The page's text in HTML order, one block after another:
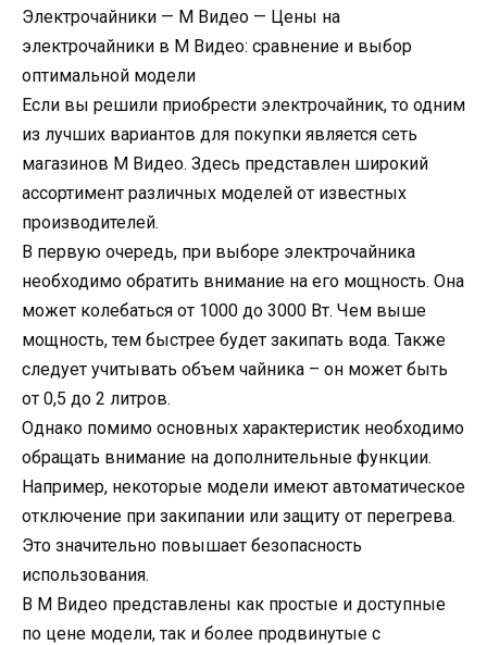
Электрочайники — М Видео — Цены на
электрочайники в М Видео: сравнение и выбор
оптимальной модели
Если вы решили приобрести электрочайник, то одним
из лучших вариантов для покупки является сеть
магазинов М Видео. Здесь представлен широкий
ассортимент различных моделей от известных
производителей.
В первую очередь, при выборе электрочайника
необходимо обратить внимание на его мощность. Она
может колебаться от 1000 до 3000 Вт. Чем выше
мощность, тем быстрее будет закипать вода. Также
следует учитывать объем чайника – он может быть
от 0,5 до 2 литров.
Однако помимо основных характеристик необходимо
обращать внимание на дополнительные функции.
Например, некоторые модели имеют автоматическое
отключение при закипании или защиту от перегрева.
Это значительно повышает безопасность
использования.
В М Видео представлены как простые и доступные
по цене модели, так и более продвинутые с